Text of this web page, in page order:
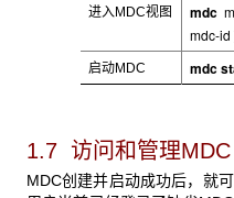
进入MDC视图 mdc
mdc-id
启动MDC mdc
1.7 访问和管理MDC
MDC创建并启动成功后，就